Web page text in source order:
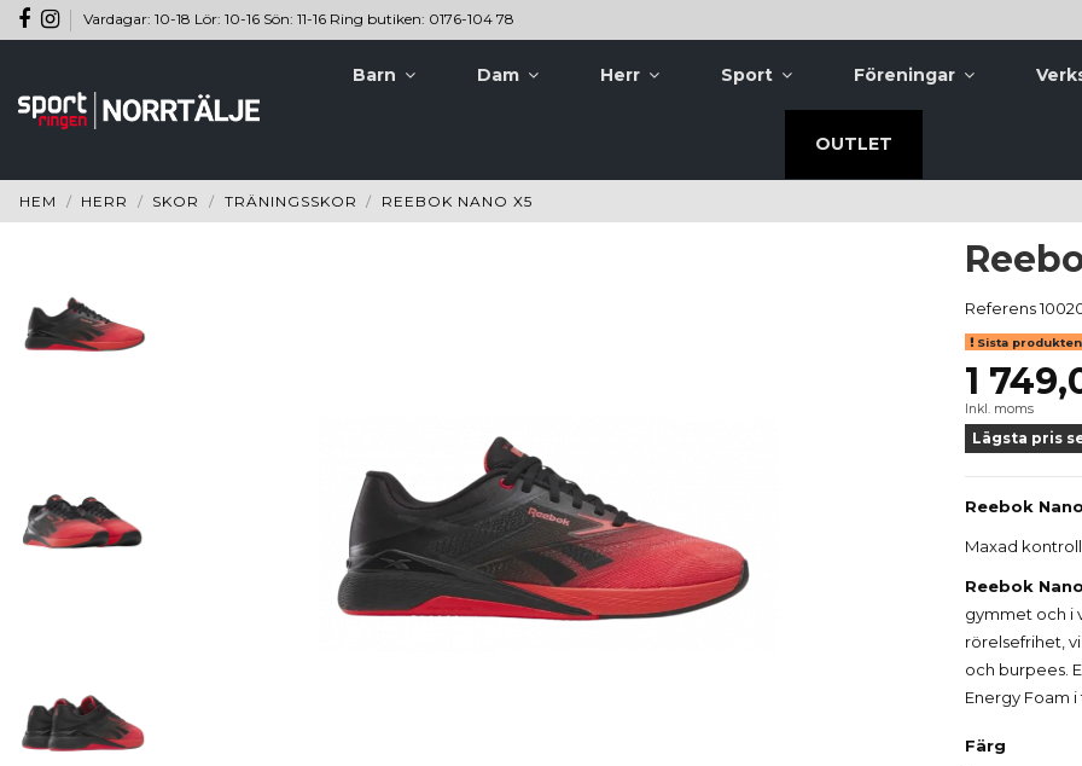
Vardagar: 10-18 Lör: 10-16 Sön: 11-16 Ring butiken: 0176-104 78
Barn Dam Herr Sport Föreningar
OUTLET
HEM HERR SKOR TRÄNINGSSKOR REEBOK NANO X5
Referens
Sista
1
Inkl. moms
Lägsta pris
Reebok
Maxad
Reebok
gymmet och i
rörelsefrihet,
och burpees.
Energy Foam
Färg